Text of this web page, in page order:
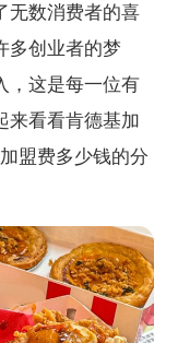
无数消费者的喜
多创业者的梦
，这是每一位有
来看看肯德基加
盟费多少钱的分